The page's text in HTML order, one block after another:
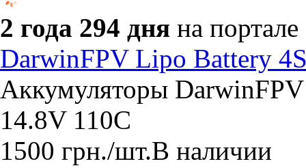
2 года 294 дня на портале
DarwinFPV Lipo Battery
Аккумуляторы
14.8V 110C
1500 грн./шт.В наличии